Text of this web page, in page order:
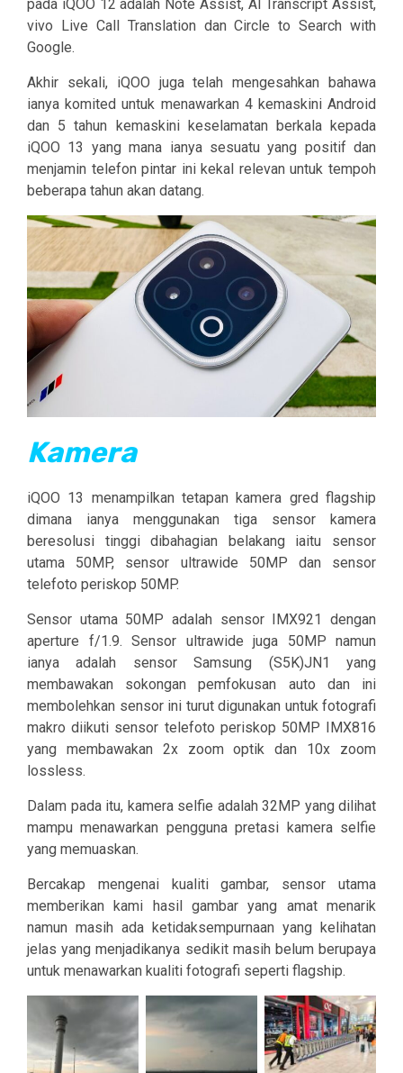
pada iQOO 12 adalah Note Assist, AI Transcript Assist,
vivo Live Call Translation dan Circle to Search with
Google.
Akhir sekali, iQOO juga telah mengesahkan bahawa
ianya komited untuk menawarkan 4 kemaskini Android
dan 5 tahun kemaskini keselamatan berkala kepada
iQOO 13 yang mana ianya sesuatu yang positif dan
menjamin telefon pintar ini kekal relevan untuk tempoh
beberapa tahun akan datang.
Kamera
iQOO 13 menampilkan tetapan kamera gred flagship
dimana ianya menggunakan tiga sensor kamera
beresolusi tinggi dibahagian belakang iaitu sensor
utama 50MP, sensor ultrawide 50MP dan sensor
telefoto periskop 50MP.
Sensor utama 50MP adalah sensor IMX921 dengan
aperture f/1.9. Sensor ultrawide juga 50MP namun
ianya adalah sensor Samsung (S5K)JN1 yang
membawakan sokongan pemfokusan auto dan ini
membolehkan sensor ini turut digunakan untuk fotografi
makro diikuti sensor telefoto periskop 50MP IMX816
yang membawakan 2x zoom optik dan 10x zoom
lossless.
Dalam pada itu, kamera selfie adalah 32MP yang dilihat
mampu menawarkan pengguna pretasi kamera selfie
yang memuaskan.
Bercakap mengenai kualiti gambar, sensor utama
memberikan kami hasil gambar yang amat menarik
namun masih ada ketidaksempurnaan yang kelihatan
jelas yang menjadikanya sedikit masih belum berupaya
untuk menawarkan kualiti fotografi seperti flagship.